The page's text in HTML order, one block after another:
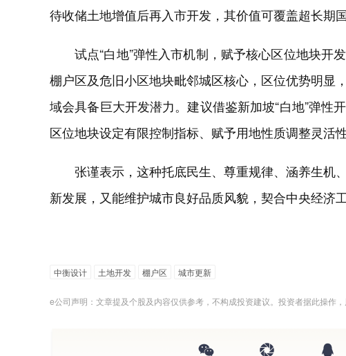
待收储土地增值后再入市开发，其价值可覆盖超长期国
试点“白地”弹性入市机制，赋予核心区位地块开
棚户区及危旧小区地块毗邻城区核心，区位优势明显
域会具备巨大开发潜力。建议借鉴新加坡“白地”弹
区位地块设定有限控制指标、赋予用地性质调整灵活
张谨表示，这种托底民生、尊重规律、涵养生机
新发展，又能维护城市良好品质风貌，契合中央经济
中衡设计 土地开发 棚户区 城市更新
e公司声明：文章提及个股及内容仅供参考，不构成投资建议。投资者据此操作，